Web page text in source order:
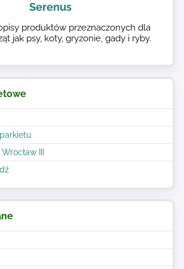
III
Serenus
produktów przeznaczonych dla
jak psy, koty, gryzonie, gady i ryby.